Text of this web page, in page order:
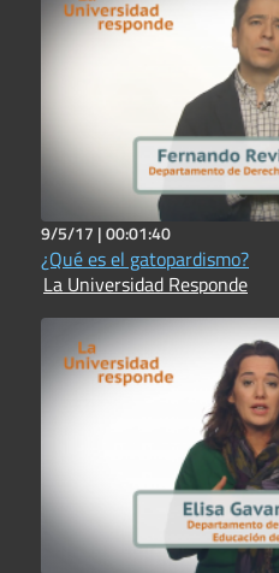
9/5/17 |00:01:40
¿Qué es el gatopardismo?
La Universidad Responde